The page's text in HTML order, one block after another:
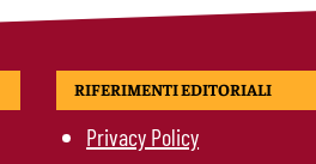
RIFERIMENTI EDITORIALI
Privacy Policy